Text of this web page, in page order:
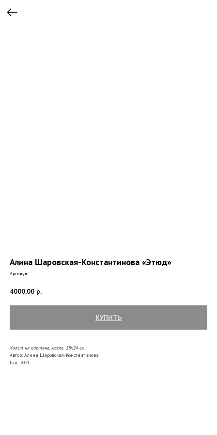
Алина Шаровская-Константинова «Этюд»
Артикул:
4000,00 р.
КУПИТЬ
Холст на картоне, масло. 18x24 см
Автор: Алина Шаровская-Константинова
Год: 2021